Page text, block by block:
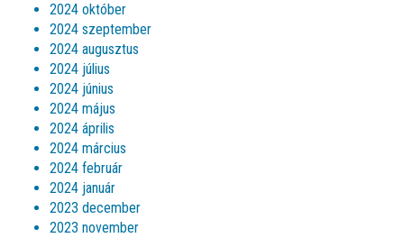
2024 október
2024 szeptember
2024 augusztus
2024 július
2024 június
2024 május
2024 április
2024 március
2024 február
2024 január
2023 december
2023 november